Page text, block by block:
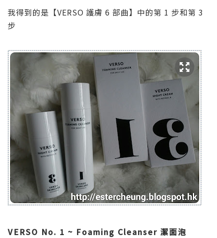
我得到的是【VERSO 護膚 6 部曲】中的第 1 步和第 3
步
VERSO No. 1 ~ Foaming Cleanser 潔面泡